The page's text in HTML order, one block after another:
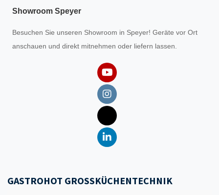
Showroom Speyer
Besuchen Sie unseren Showroom in Speyer! Geräte vor Ort
anschauen und direkt mitnehmen oder liefern lassen.
GASTROHOT GROSSKÜCHENTECHNIK